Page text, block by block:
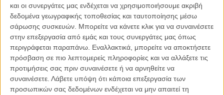
και οι συνεργάτες μας ενδέχεται να χρησιμοποιήσουμε ακριβή
δεδομένα γεωγραφικής τοποθεσίας και ταυτοποίησης μέσω
σάρωσης συσκευών. Μπορείτε να κάνετε κλικ για να συναινέσετε
στην επεξεργασία από εμάς και τους συνεργάτες μας όπως
περιγράφεται παραπάνω. Εναλλακτικά, μπορείτε να αποκτήσετε
πρόσβαση σε πιο λεπτομερείς πληροφορίες και να αλλάξετε τις
προτιμήσεις σας πριν συναινέσετε ή να αρνηθείτε να
συναινέσετε. Λάβετε υπόψη ότι κάποια επεξεργασία των
προσωπικών σας δεδομένων ενδέχεται να μην απαιτεί τη
Οι χαρακτήρες του φιλμ όπως του φαντάστηκε ο Ζακ Μπραφ